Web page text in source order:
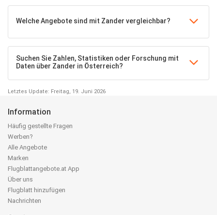
Welche Angebote sind mit Zander vergleichbar?
Suchen Sie Zahlen, Statistiken oder Forschung mit
Daten über Zander in Österreich?
Letztes Update: Freitag, 19. Juni 2026
Information
Häufig gestellte Fragen
Werben?
Alle Angebote
Marken
Flugblattangebote.at App
Über uns
Flugblatt hinzufügen
Nachrichten